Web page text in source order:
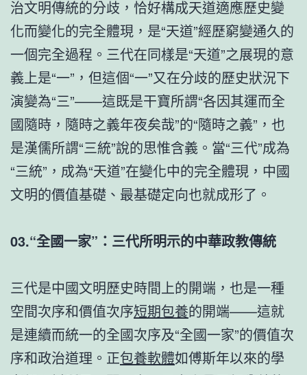
治文明傳統的分歧，恰好構成天道適應歷史變
化而變化的完全體現，是“天道”經歷窮變通久的
一個完全過程。三代在同樣是“天道”之展現的意
義上是“一”，但這個“一”又在分歧的歷史狀況下
演變為“三”——這既是干寶所謂“各因其運而全
國隨時，隨時之義年夜矣哉”的“隨時之義”，也
是漢儒所謂“三統”說的思惟含義。當“三代”成為
“三統”，成為“天道”在變化中的完全體現，中國
文明的價值基礎、最基礎定向也就成形了。
03.“全國一家”：三代所明示的中華政教傳統
三代是中國文明歷史時間上的開端，也是一種
空間次序和價值次序短期包養的開端——這就
是連續而統一的全國次序及“全國一家”的價值次
序和政治道理。正包養軟體如傅斯年以來的學